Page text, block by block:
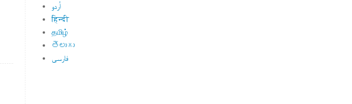
اُردو
हिन्दी
தமிழ்
తెలుగు
فارسی